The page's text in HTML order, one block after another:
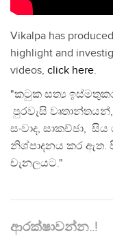
Vikalpa has
highlight and
videos, click here.
"කටුක සත්‍ය
පුරවැසි
සංවාද, සාකච්ඡා,
නිශ්පාදනය කර
චැනලයට."
ආරක්ෂාවන්න..!